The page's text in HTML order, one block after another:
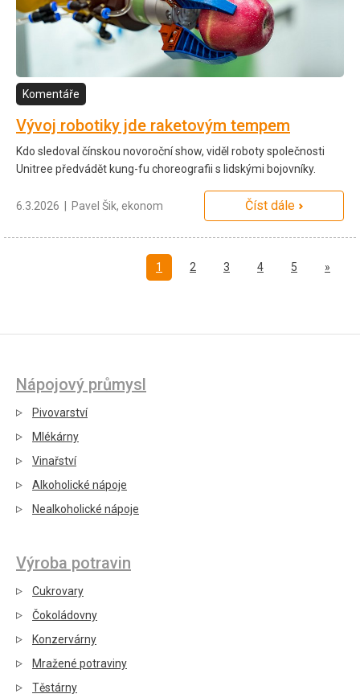
Komentáře
Vývoj robotiky jde raketovým tempem
Kdo sledoval čínskou novoroční show, viděl roboty společnosti
Unitree předvádět kung-fu choreografii s lidskými bojovníky.
6.3.2026 | Pavel Šik, ekonom Číst dále
1 2 3 4 5 »
Nápojový průmysl
Pivovarství
Mlékárny
Vinařství
Alkoholické nápoje
Nealkoholické nápoje
Výroba potravin
Cukrovary
Čokoládovny
Konzervárny
Mražené potraviny
Těstárny